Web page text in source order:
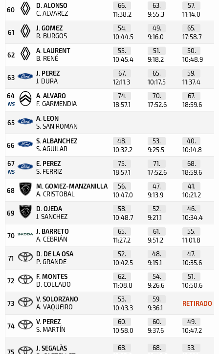
60
D. ALONSO
C. ALVAREZ
66.
11:38.2
63.
9:55.3
57.
11:14.0
61
J. GOMEZ
R. BURGOS
54.
10:44.5
49.
9:16.0
65.
17:58.7
62
A. LAURENT
B. RENÉ
55.
10:45.4
51.
9:18.2
50.
10:48.9
63
J. PEREZ
J. DURA
67.
12:11.3
65.
10:17.5
59.
11:37.4
64
NS
A. ALVARO
F. GARMENDIA
74.
18:57.1
70.
17:52.6
67.
18:59.6
65
A. LEON
S. SAN ROMAN
66
S. ALBANCHEZ
S. AGUILAR
48.
10:32.2
53.
9:25.5
40.
10:14.8
67
NS
E. PEREZ
S. FERRIZ
75.
18:57.1
71.
17:52.6
68.
18:59.6
68
M. GOMEZ-MANZANILLA
A. CRISTOBAL
56.
10:47.0
47.
9:13.9
41.
10:21.2
69
D. OJEDA
J. SANCHEZ
58.
10:48.7
52.
9:21.1
46.
10:34.4
70
J. BARRETO
A. CEBRIÁN
65.
11:27.2
61.
9:51.2
55.
11:01.8
71
D. DE LA OSA
P. GRANDE
52.
10:42.5
48.
9:15.1
47.
10:35.6
72
F. MONTES
D. COLLADO
62.
11:08.8
54.
9:26.6
51.
10:50.6
73
V. SOLORZANO
A. VAQUEIRO
53.
10:43.3
59.
9:36.1
RETIRADO
74
V. PEREZ
S. MARTÍN
60.
10:58.0
60.
9:37.6
49.
10:47.2
75
J. SEGALÀS
68.
68.
53.